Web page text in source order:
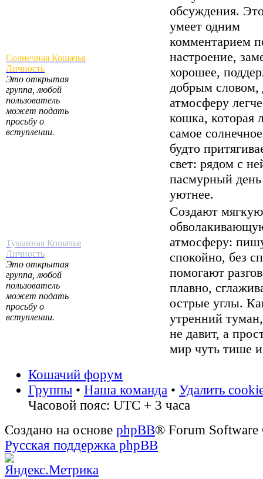
Солнечная Кошачья
Личность
Это открытая
группа, любой
пользователь
может подать
просьбу о
вступлении.
обсуждения.
умеет одним
комментарием
настроение,
хорошее,
добрым словом,
атмосферу
кошка, которая
самое
будто
свет: рядом с
пасмурный
уютнее.
Туманная Кошачья
Личность
Это открытая
группа, любой
пользователь
может подать
просьбу о
вступлении.
Создают
атмосферу:
спокойно, без
помогают
плавно,
острые углы.
утренний
не давит, а
мир чуть тише
Кошачий форум
Группы • Наша команда • Удалить
Часовой пояс: UTC + 3 часа
Создано на основе phpBB® Forum
Русская поддержка phpBB